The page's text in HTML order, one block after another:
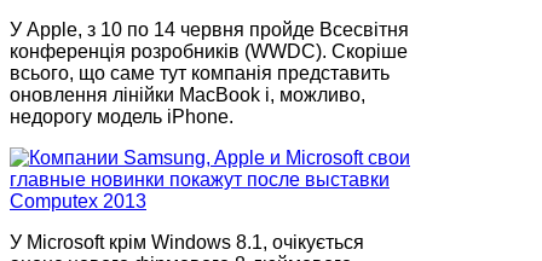
У Apple, з 10 по 14 червня пройде Всесвітня
конференція розробників (WWDC). Скоріше
всього, що саме тут компанія представить
оновлення лінійки MacBook і, можливо,
недорогу модель iPhone.
У Microsoft крім Windows 8.1, очікується